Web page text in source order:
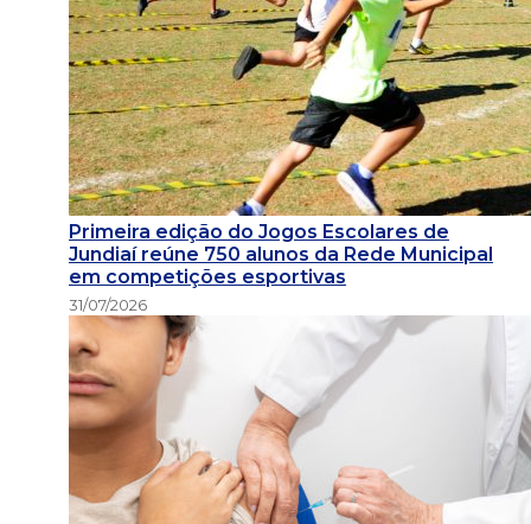
Primeira edição do Jogos Escolares de
Jundiaí reúne 750 alunos da Rede Municipal
em competições esportivas
31/07/2026